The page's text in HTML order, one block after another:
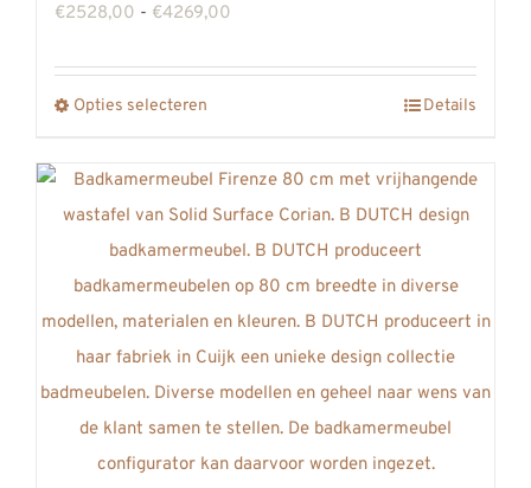
€2528,00 - €4269,00
tot
Opties selecteren
heeft
meerdere
variaties.
Deze
optie
kan
gekozen
worden
op
Details